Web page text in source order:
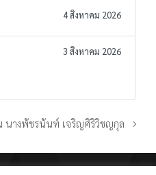
4 สิงหาคม 2026
3 สิงหาคม 2026
นางพัชรนันท์ เจริญศิริวิชญกุล